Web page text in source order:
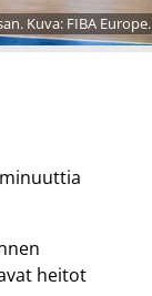
Kuva: FIBA Europe.
heitot